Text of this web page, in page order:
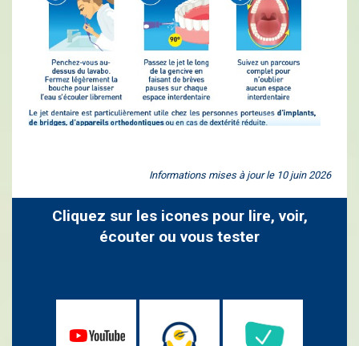
Informations mises à jour le 10 juin 2026
Cliquez sur les icones pour lire, voir,
écouter ou vous tester